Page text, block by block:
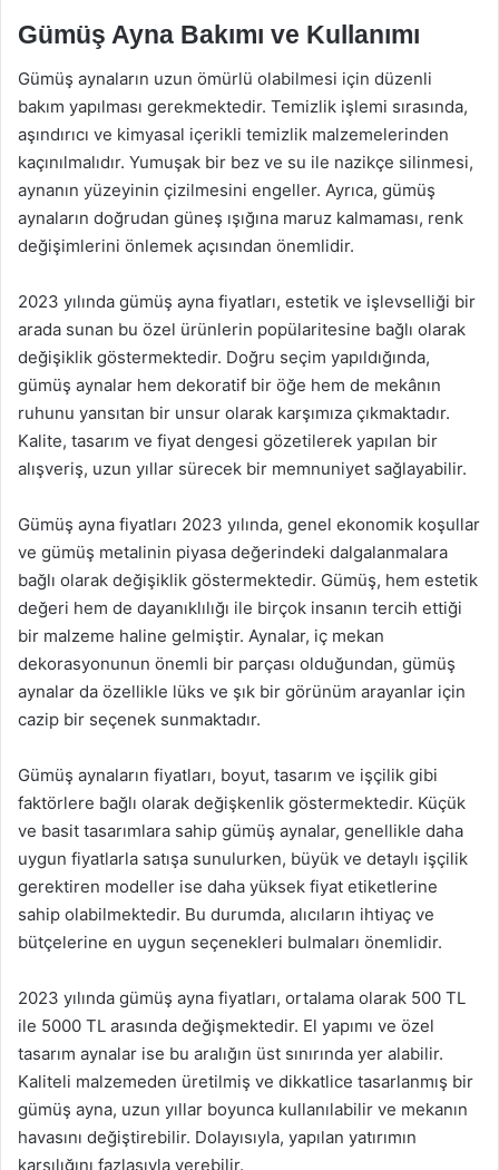
Gümüş Ayna Bakımı ve Kullanımı
Gümüş aynaların uzun ömürlü olabilmesi için düzenli
bakım yapılması gerekmektedir. Temizlik işlemi sırasında,
aşındırıcı ve kimyasal içerikli temizlik malzemelerinden
kaçınılmalıdır. Yumuşak bir bez ve su ile nazikçe silinmesi,
aynanın yüzeyinin çizilmesini engeller. Ayrıca, gümüş
aynaların doğrudan güneş ışığına maruz kalmaması, renk
değişimlerini önlemek açısından önemlidir.
2023 yılında gümüş ayna fiyatları, estetik ve işlevselliği bir
arada sunan bu özel ürünlerin popülaritesine bağlı olarak
değişiklik göstermektedir. Doğru seçim yapıldığında,
gümüş aynalar hem dekoratif bir öğe hem de mekânın
ruhunu yansıtan bir unsur olarak karşımıza çıkmaktadır.
Kalite, tasarım ve fiyat dengesi gözetilerek yapılan bir
alışveriş, uzun yıllar sürecek bir memnuniyet sağlayabilir.
Gümüş ayna fiyatları 2023 yılında, genel ekonomik koşullar
ve gümüş metalinin piyasa değerindeki dalgalanmalara
bağlı olarak değişiklik göstermektedir. Gümüş, hem estetik
değeri hem de dayanıklılığı ile birçok insanın tercih ettiği
bir malzeme haline gelmiştir. Aynalar, iç mekan
dekorasyonunun önemli bir parçası olduğundan, gümüş
aynalar da özellikle lüks ve şık bir görünüm arayanlar için
cazip bir seçenek sunmaktadır.
Gümüş aynaların fiyatları, boyut, tasarım ve işçilik gibi
faktörlere bağlı olarak değişkenlik göstermektedir. Küçük
ve basit tasarımlara sahip gümüş aynalar, genellikle daha
uygun fiyatlarla satışa sunulurken, büyük ve detaylı işçilik
gerektiren modeller ise daha yüksek fiyat etiketlerine
sahip olabilmektedir. Bu durumda, alıcıların ihtiyaç ve
bütçelerine en uygun seçenekleri bulmaları önemlidir.
2023 yılında gümüş ayna fiyatları, ortalama olarak 500 TL
ile 5000 TL arasında değişmektedir. El yapımı ve özel
tasarım aynalar ise bu aralığın üst sınırında yer alabilir.
Kaliteli malzemeden üretilmiş ve dikkatlice tasarlanmış bir
gümüş ayna, uzun yıllar boyunca kullanılabilir ve mekanın
havasını değiştirebilir. Dolayısıyla, yapılan yatırımın
karşılığını fazlasıyla verebilir.